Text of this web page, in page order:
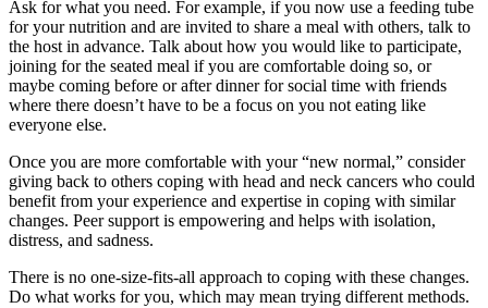
Ask for what you need. For example, if you now use a feeding tube
for your nutrition and are invited to share a meal with others, talk to
the host in advance. Talk about how you would like to participate,
joining for the seated meal if you are comfortable doing so, or
maybe coming before or after dinner for social time with friends
where there doesn’t have to be a focus on you not eating like
everyone else.
Once you are more comfortable with your “new normal,” consider
giving back to others coping with head and neck cancers who could
benefit from your experience and expertise in coping with similar
changes. Peer support is empowering and helps with isolation,
distress, and sadness.
There is no one-size-fits-all approach to coping with these changes.
Do what works for you, which may mean trying different methods.